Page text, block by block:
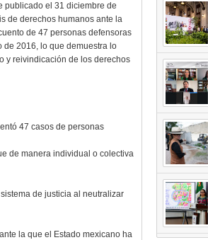
publicado el 31 diciembre de
de derechos humanos ante la
de 47 personas defensoras
2016, lo que demuestra lo
y reivindicación de los derechos
47 casos de personas
de manera individual o colectiva
de justicia al neutralizar
la que el Estado mexicano ha